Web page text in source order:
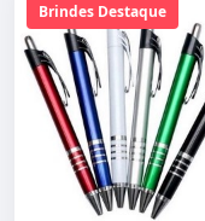
Brindes Destaque